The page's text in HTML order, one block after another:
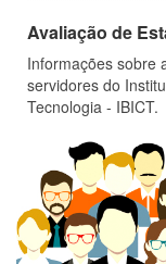
Avaliação de
Informações sobre
servidores do
Tecnologia - IBICT.